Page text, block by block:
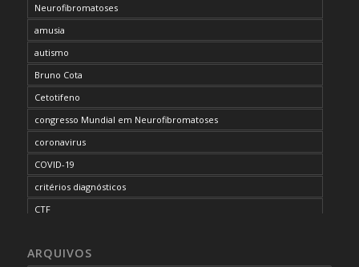
Neurofibromatoses
amusia
autismo
Bruno Cota
Cetotifeno
congresso Mundial em Neurofibromatoses
coronavirus
COVID-19
critérios diagnósticos
CTF
desordem do processamento auditivo
ARQUIVOS